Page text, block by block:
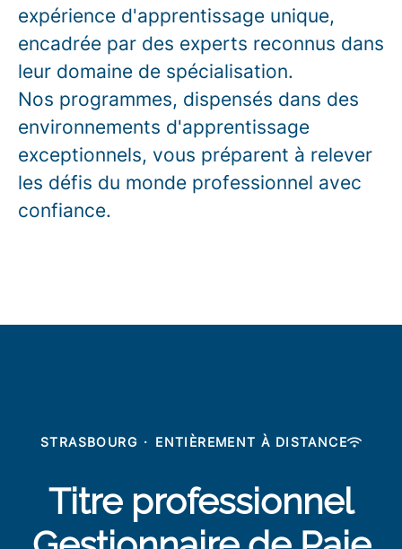
expérience d'apprentissage unique,
encadrée par des experts reconnus dans
leur domaine de spécialisation.
Nos programmes, dispensés dans des
environnements d'apprentissage
exceptionnels, vous préparent à relever
les défis du monde professionnel avec
confiance.
STRASBOURG · ENTIÈREMENT À DISTANCE
Titre professionnel